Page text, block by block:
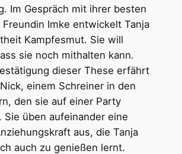
Im Gespräch mit ihrer besten
Imke entwickelt Tanja
Kampfesmut. Sie will
sie noch mithalten kann.
dieser These erfährt
einem Schreiner in den
den sie auf einer Party
Sie üben aufeinander eine
aus, die Tanja
auch zu genießen lernt.